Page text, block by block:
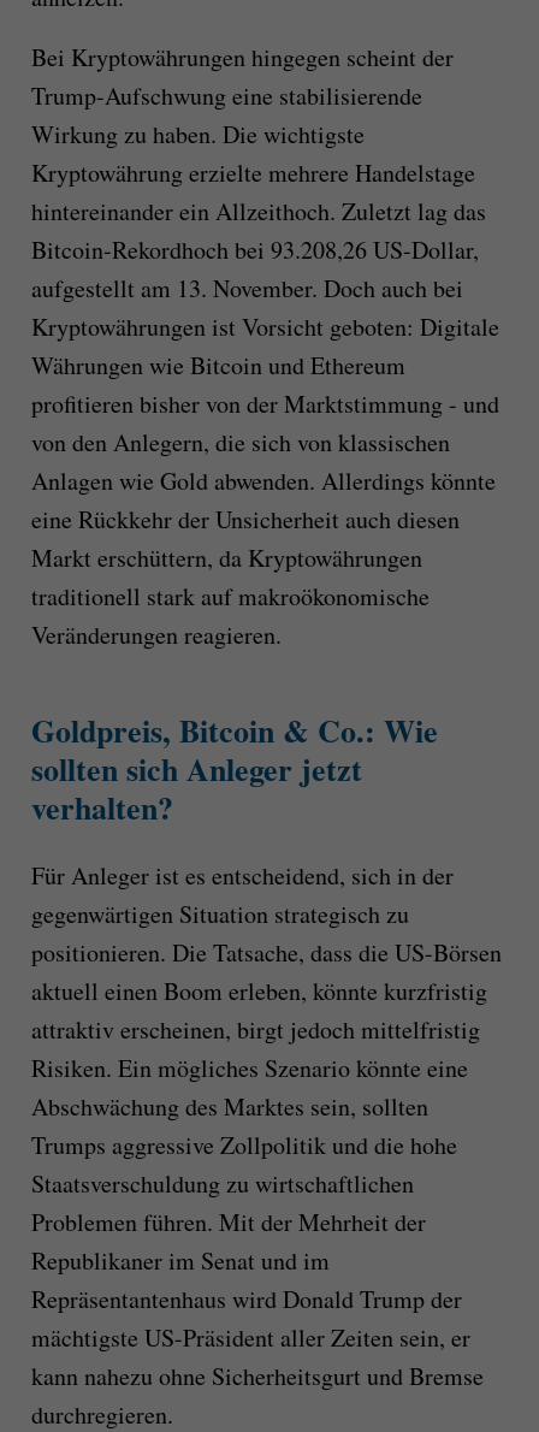
Bei Kryptowährungen hingegen scheint der
Trump-Aufschwung eine stabilisierende
Wirkung zu haben. Die wichtigste
Kryptowährung erzielte mehrere Handelstage
hintereinander ein Allzeithoch. Zuletzt lag das
Bitcoin-Rekordhoch bei 93.208,26 US-Dollar,
aufgestellt am 13. November. Doch auch bei
Kryptowährungen ist Vorsicht geboten: Digitale
Währungen wie Bitcoin und Ethereum
profitieren bisher von der Marktstimmung - und
von den Anlegern, die sich von klassischen
Anlagen wie Gold abwenden. Allerdings könnte
eine Rückkehr der Unsicherheit auch diesen
Markt erschüttern, da Kryptowährungen
traditionell stark auf makroökonomische
Veränderungen reagieren.
Goldpreis, Bitcoin & Co.: Wie
sollten sich Anleger jetzt
verhalten?
Für Anleger ist es entscheidend, sich in der
gegenwärtigen Situation strategisch zu
positionieren. Die Tatsache, dass die US-Börsen
aktuell einen Boom erleben, könnte kurzfristig
attraktiv erscheinen, birgt jedoch mittelfristig
Risiken. Ein mögliches Szenario könnte eine
Abschwächung des Marktes sein, sollten
Trumps aggressive Zollpolitik und die hohe
Staatsverschuldung zu wirtschaftlichen
Problemen führen. Mit der Mehrheit der
Republikaner im Senat und im
Repräsentantenhaus wird Donald Trump der
mächtigste US-Präsident aller Zeiten sein, er
kann nahezu ohne Sicherheitsgurt und Bremse
durchregieren.